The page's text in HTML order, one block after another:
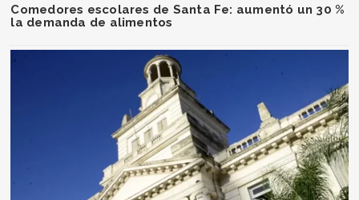
Comedores escolares de Santa Fe: aumentó un 30 %
la demanda de alimentos